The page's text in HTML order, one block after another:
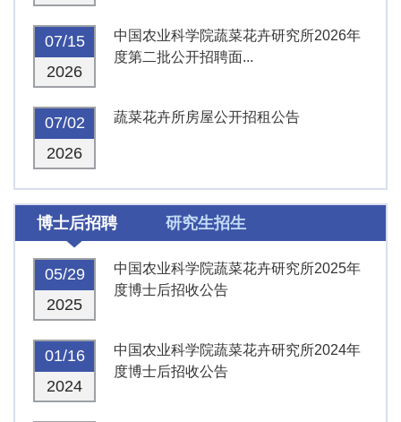
07/15
2026
中国农业科学院蔬菜花卉研究所2026年
度第二批公开招聘面...
07/02
2026
蔬菜花卉所房屋公开招租公告
博士后招聘 研究生招生
05/29
2025
中国农业科学院蔬菜花卉研究所2025年
度博士后招收公告
01/16
2024
中国农业科学院蔬菜花卉研究所2024年
度博士后招收公告